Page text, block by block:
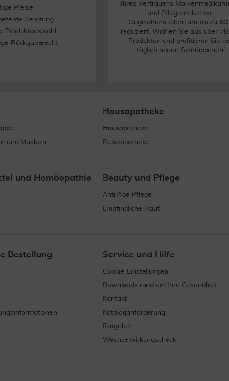
Preise
Beratung
Produktauswahl
Rückgaberecht
Ihres Vertrauens
und Pflegeartikel von
Originalherstellern um bis zu
reduziert. Wählen Sie aus über
Produkten und profitieren Sie
täglich neuen Schnäppchen!
und Muskeln
Hausapotheke
Hausapotheke
Reiseapotheke
und Homöopathie Beauty und Pflege
Anti Age Pflege
Empfindliche Haut
Bestellung Service und Hilfe
Cookie-Einstellungen
Downloads rund um Ihre Gesundheit
Kontakt
Kataloganforderung
Ratgeber
Wechselwirkungscheck